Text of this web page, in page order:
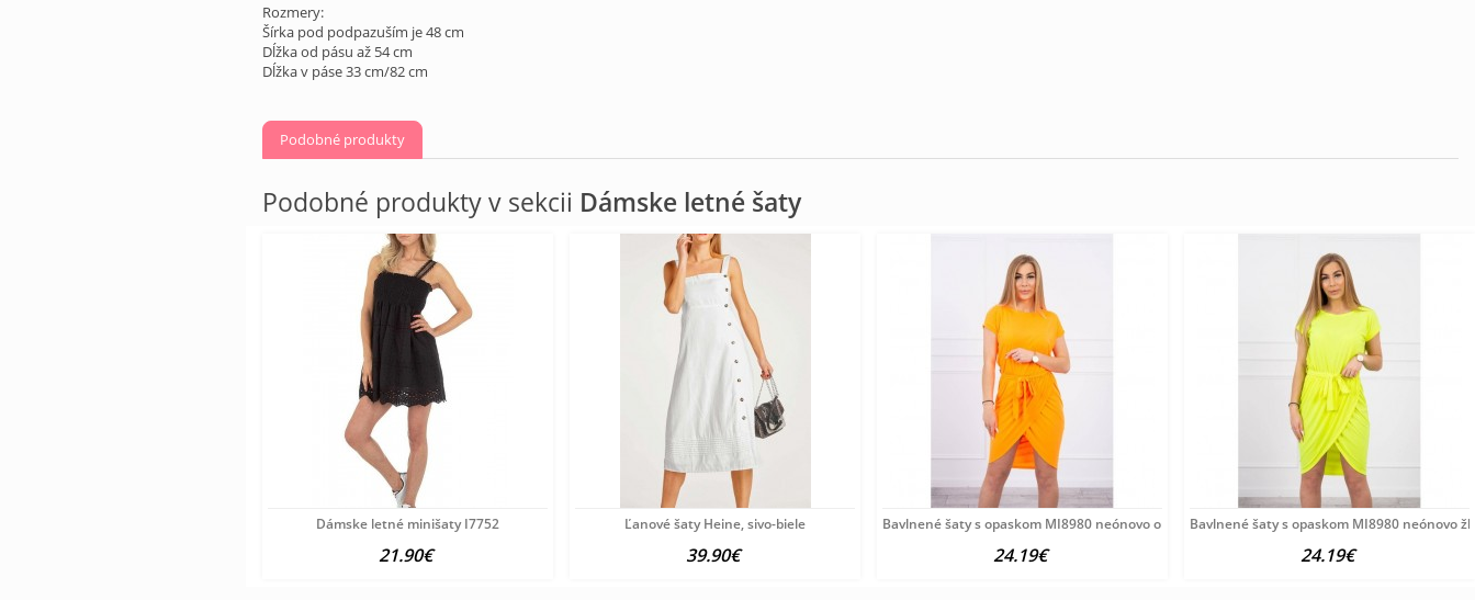
Rozmery:
Šírka pod podpazuším je 48 cm
Dĺžka od pásu až 54 cm
Dĺžka v páse 33 cm/82 cm
Podobné produkty
Podobné produkty v sekcii Dámske letné šaty
Dámske letné minišaty I7752
21.90€
Ľanové šaty Heine, sivo-biele
39.90€
Bavlnené šaty s opaskom MI8980 neónovo oranžové Univerzálna
24.19€
Bavlnené šaty s opaskom MI8980 neónovo
24.19€